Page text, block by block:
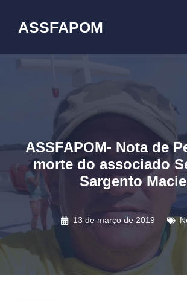
conteúdo
ASSFAPOM
ASSFAPOM- Nota de
morte do associado
Sargento
13 de março de 2019